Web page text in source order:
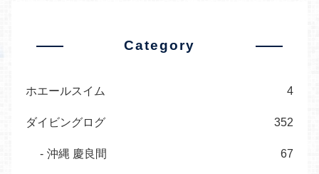
Category
ホエールスイム 4
ダイビングログ 352
沖縄 慶良間 67